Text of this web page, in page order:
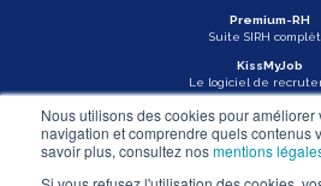
Nous utilisons des cookies pour améliorer
navigation et comprendre quels contenus
savoir plus, consultez nosmentions
Premium-RH
Suite SIRH
KissMyJob
Le logiciel de
Veille légale